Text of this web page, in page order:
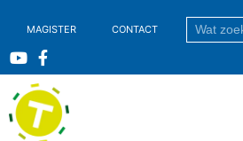
MAGISTER CONTACT